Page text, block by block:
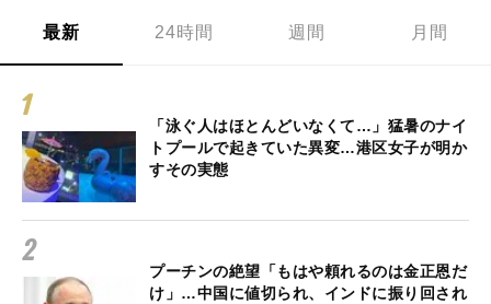
最新 24時間 週間 月間
「泳ぐ人はほとんどいなくて…」猛暑のナイ
トプールで起きていた異変…港区女子が明か
すその実態
プーチンの絶望「もはや頼れるのは金正恩だ
け」…中国に値切られ、インドに振り回され